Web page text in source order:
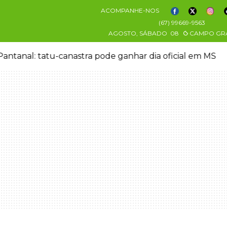
ACOMPANHE-NOS
(67) 99669-9563
AGOSTO, SÁBADO 08 CAMPO
tatu-canastra pode ganhar dia oficial em MS